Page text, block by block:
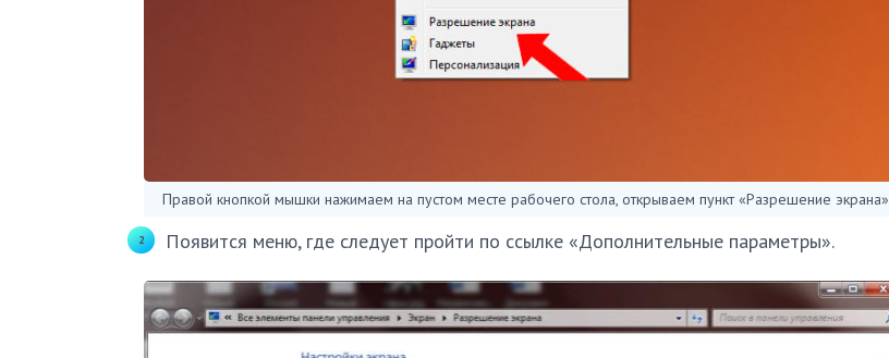
Правой кнопкой мышки нажимаем на пустом месте рабочего стола, открываем пункт «Разрешение экрана»
Появится меню, где следует пройти по ссылке «Дополнительные параметры».